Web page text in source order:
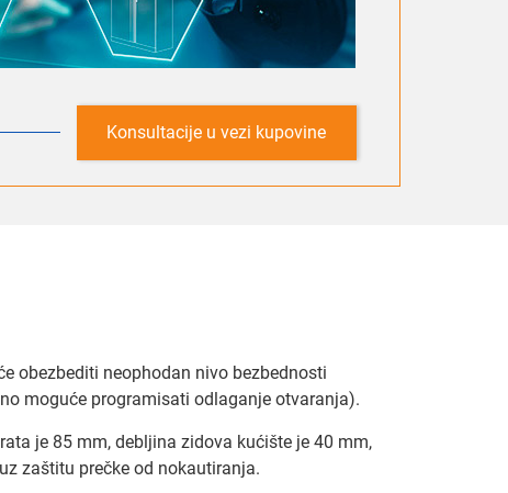
Konsultacije u vezi kupovine
obezbediti neophodan nivo bezbednosti
moguće programisati odlaganje otvaranja).
je 85 mm, debljina zidova kućište je 40 mm,
zaštitu prečke od nokautiranja.